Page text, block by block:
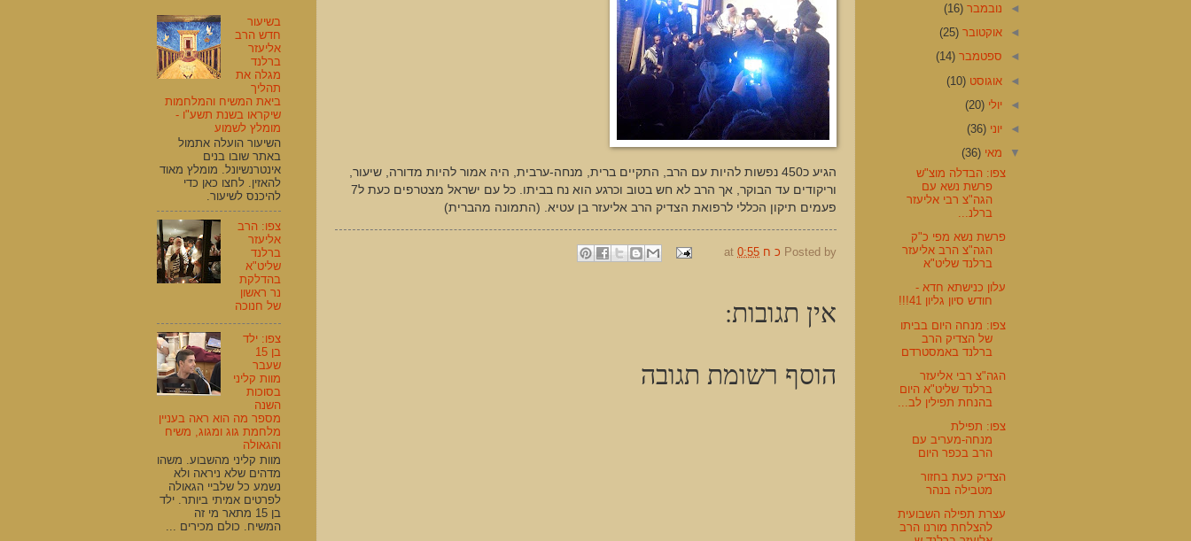
הגיע כ450 נפשות להיות עם הרב, התקיים ברית, מנחה-ערבית, היה אמור להיות מדורה, שיעור,
וריקודים עד הבוקר, אך הרב לא חש בטוב וכרגע הוא נח בביתו. כל עם ישראל מצטרפים כעת ל7
פעמים תיקון הכללי לרפואת הצדיק הרב אליעזר בן עטיא. (התמונה מהברית)
Posted by כ ח at 0:55
אין תגובות:
הוסף רשומת תגובה
בשיעור
חדש הרב
אליעזר
ברלנד
מגלה את
תהליך
ביאת המשיח והמלחמות
שיקראו בשנת תשע"ו -
מומלץ לשמוע
השיעור הועלה אתמול
באתר שובו בנים
אינטרנשיונל. מומלץ מאוד
להאזין. לחצו כאן כדי
להיכנס לשיעור.
צפו: הרב
אליעזר
ברלנד
שליט"א
בהדלקת
נר ראשון
של חנוכה
צפו: ילד
בן 15
שעבר
מוות קליני
בסוכות
השנה
מספר מה הוא ראה בעניין
מלחמת גוג ומגוג, משיח
והגאולה
מוות קליני מהשבוע. משהו
מדהים שלא ניראה ולא
נשמע כל שלביי הגאולה
לפרטים אמיתי ביותר. ילד
בן 15 מתאר מי זה
המשיח. כולם מכירים ...
◄ נובמבר(16)
◄אוקטובר(25)
◄ ספטמבר(14)
◄אוגוסט(10)
◄יולי(20)
◄יוני(36)
▼ מאי(36)
צפו: הבדלה מוצ"ש
פרשת נשא עם
הגה"צ רבי אליעזר
ברלנ...
פרשת נשא מפי כ"ק
הגה"צ הרב אליעזר
ברלנד שליט"א
עלון כנישתא חדא -
חודש סיון גליון 41!!!
צפו: מנחה היום בביתו
של הצדיק הרב
ברלנד באמסטרדם
הגה"צ רבי אליעזר
ברלנד שליט"א היום
בהנחת תפילין לב...
צפו: תפילת
מנחה-מעריב עם
הרב בכפר היום
הצדיק כעת בחזור
מטבילה בנהר
עצרת תפילה השבועית
להצלחת מורנו הרב